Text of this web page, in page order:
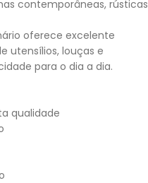
contemporâneas, rústicas
oferece excelente
utensílios, louças e
para o dia a dia.
qualidade